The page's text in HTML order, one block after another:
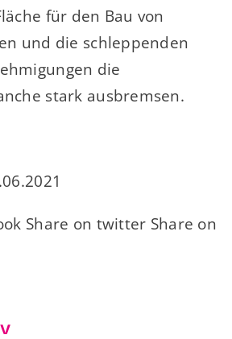
für den Bau von
und die schleppenden
die
stark ausbremsen.
Share on twitter Share on